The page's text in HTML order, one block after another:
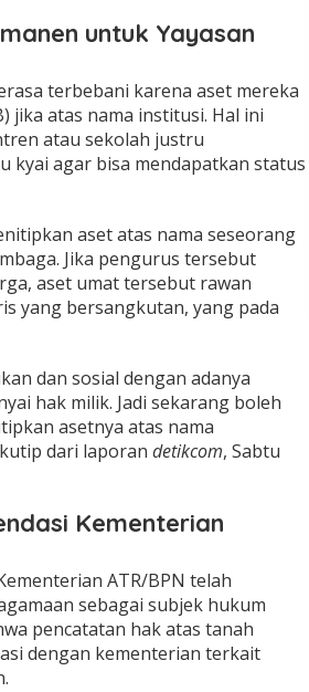
untuk Yayasan
terbebani karena aset mereka
jika atas nama institusi. Hal ini
atau sekolah justru
kyai agar bisa mendapatkan status
aset atas nama seseorang
Jika pengurus tersebut
aset umat tersebut rawan
yang bersangkutan, yang pada
dan sosial dengan adanya
hak milik. Jadi sekarang boleh
asetnya atas nama
dari laporan detikcom, Sabtu
Kementerian
ATR/BPN telah
sebagai subjek hukum
pencatatan hak atas tanah
dengan kementerian terkait